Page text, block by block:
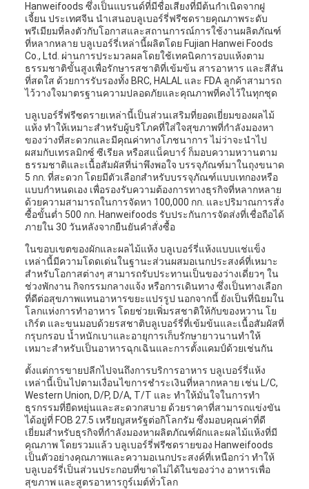
Hanweifoods ซึ่งเป็นแบรนด์ที่มีชื่อเสียงที่มีต้นกำเนิดจากฝู
เจี้ยน ประเทศจีน นำเสนอบลูเบอร์รี่ฟรีซดรายคุณภาพระดับ
พรีเมียมที่ลงตัวกับโอกาสและสถานการณ์การใช้งานผลิตภัณฑ์
ที่หลากหลาย บลูเบอร์รี่เหล่านี้ผลิตโดย Fujian Hanwei Foods
Co., Ltd. ผ่านการประมวลผลโดยใช้เทคนิคการอบแห้งตาม
ธรรมชาติขั้นสูงเพื่อรักษารสชาติที่เข้มข้น สารอาหาร และสีสัน
ที่สดใส ด้วยการรับรองทั้ง BRC, HALAL และ FDA ลูกค้าสามารถ
ไว้วางใจมาตรฐานความปลอดภัยและคุณภาพที่คงไว้ในทุกชุด
บลูเบอร์รี่ฟรีซดรายเหล่านี้เป็นส่วนเสริมที่ยอดเยี่ยมของผลไม้
แห้ง ทำให้เหมาะสำหรับผู้บริโภคที่ใส่ใจสุขภาพที่กำลังมองหา
ของว่างที่สะดวกและมีคุณค่าทางโภชนาการ ไม่ว่าจะนำไป
ผสมกับเทรลมิกซ์ ซีเรียล หรือสแน็คบาร์ ก็มอบความหวานตาม
ธรรมชาติและเนื้อสัมผัสที่น่าพึงพอใจ บรรจุภัณฑ์มาในถุงขนาด
5 กก. ที่สะดวก โดยมีตัวเลือกสำหรับบรรจุภัณฑ์แบบเทกองหรือ
แบบกำหนดเอง เพื่อรองรับความต้องการทางธุรกิจที่หลากหลาย
ด้วยความสามารถในการจัดหา 100,000 กก. และปริมาณการสั่ง
ซื้อขั้นต่ำ 500 กก. Hanweifoods รับประกันการจัดส่งที่เชื่อถือได้
ภายใน 30 วันหลังจากยืนยันคำสั่งซื้อ
ในขอบเขตของผักและผลไม้แห้ง บลูเบอร์รี่แห้งแบบแช่แข็ง
เหล่านี้มีความโดดเด่นในฐานะส่วนผสมอเนกประสงค์ที่เหมาะ
สำหรับโอกาสต่างๆ สามารถรับประทานเป็นของว่างเดี่ยวๆ ใน
ช่วงพักงาน กิจกรรมกลางแจ้ง หรือการเดินทาง ซึ่งเป็นทางเลือก
ที่ดีต่อสุขภาพแทนอาหารขยะแปรรูป นอกจากนี้ ยังเป็นที่นิยมใน
โลกแห่งการทำอาหาร โดยช่วยเพิ่มรสชาติให้กับของหวาน โย
เกิร์ต และขนมอบด้วยรสชาติบลูเบอร์รี่ที่เข้มข้นและเนื้อสัมผัสที่
กรุบกรอบ น้ำหนักเบาและอายุการเก็บรักษายาวนานทำให้
เหมาะสำหรับเป็นอาหารฉุกเฉินและการตั้งแคมป์ด้วยเช่นกัน
ตั้งแต่การขายปลีกไปจนถึงการบริการอาหาร บลูเบอร์รี่แห้ง
เหล่านี้เป็นไปตามเงื่อนไขการชำระเงินที่หลากหลาย เช่น L/C,
Western Union, D/P, D/A, T/T และ ทำให้มั่นใจในการทำ
ธุรกรรมที่ยืดหยุ่นและสะดวกสบาย ด้วยราคาที่สามารถแข่งขัน
ได้อยู่ที่ FOB 27.5 เหรียญสหรัฐต่อกิโลกรัม ซึ่งมอบคุณค่าที่ดี
เยี่ยมสำหรับธุรกิจที่กำลังมองหาผลิตภัณฑ์ผักและผลไม้แห้งที่มี
คุณภาพ โดยรวมแล้ว บลูเบอร์รี่ฟรีซดรายของ Hanweifoods
เป็นตัวอย่างคุณภาพและความอเนกประสงค์ที่เหนือกว่า ทำให้
บลูเบอร์รี่เป็นส่วนประกอบที่ขาดไม่ได้ในของว่าง อาหารเพื่อ
สุขภาพ และสูตรอาหารกูร์เมต์ทั่วโลก